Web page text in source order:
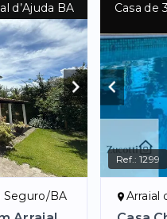
d’Ajuda BA
Seguro/BA
Casa de
Ref.:1299
Arraial